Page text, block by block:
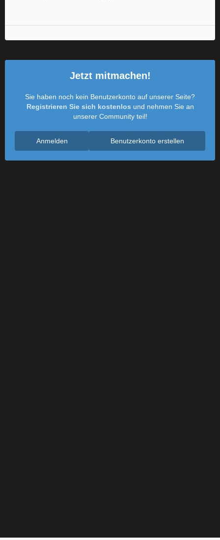
Jetzt mitmachen!
Sie haben noch kein Benutzerkonto auf unserer Seite?
Registrieren Sie sich kostenlos und nehmen Sie an
unserer Community teil!
Benutzerkonto erstellen
Anmelden